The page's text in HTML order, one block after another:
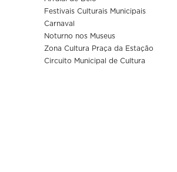
Festivais Culturais Municipais
Carnaval
Noturno nos Museus
Zona Cultura Praça da Estação
Circuito Municipal de Cultura